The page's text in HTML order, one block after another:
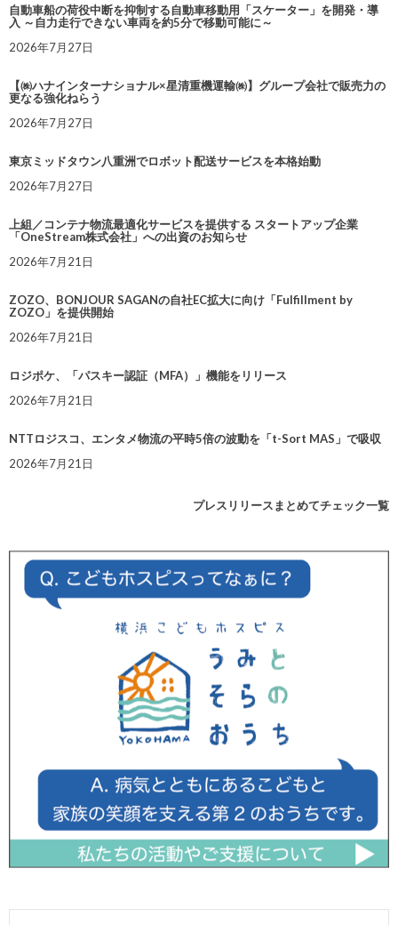
自動車船の荷役中断を抑制する自動車移動用「スケーター」を開発・導
入 ～自力走行できない車両を約5分で移動可能に～
2026年7月27日
【㈱ハナインターナショナル×星清重機運輸㈱】グループ会社で販売力の
更なる強化ねらう
2026年7月27日
東京ミッドタウン八重洲でロボット配送サービスを本格始動
2026年7月27日
上組／コンテナ物流最適化サービスを提供する スタートアップ企業
「OneStream株式会社」への出資のお知らせ
2026年7月21日
ZOZO、BONJOUR SAGANの自社EC拡大に向け「Fulfillment by
ZOZO」を提供開始
2026年7月21日
ロジポケ、「パスキー認証（MFA）」機能をリリース
2026年7月21日
NTTロジスコ、エンタメ物流の平時5倍の波動を「t-Sort MAS」で吸収
2026年7月21日
プレスリリースまとめてチェック一覧